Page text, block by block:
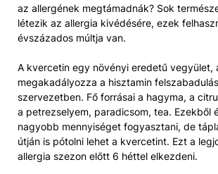
az allergének megtámadnák? Sok
létezik az allergia kivédésére, ezek
évszázados múltja van.
A kvercetin egy növényi eredetű vegyület,
megakadályozza a hisztamin
szervezetben. Fő forrásai a hagyma, a
a petrezselyem, paradicsom, tea. Ezekből
nagyobb mennyiséget fogyasztani, de
útján is pótolni lehet a kvercetint. Ezt a
allergia szezon előtt 6 héttel elkezdeni.